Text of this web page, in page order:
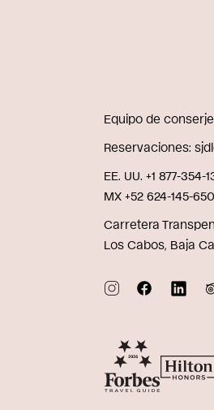
Equipo de
Reservaciones
EE. UU. +1 877-354-
MX +52 624-145-
Carretera
Los Cabos, Baja